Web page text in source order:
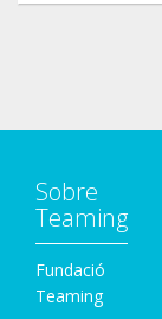
Sobre
Teaming
Fundació
Teaming